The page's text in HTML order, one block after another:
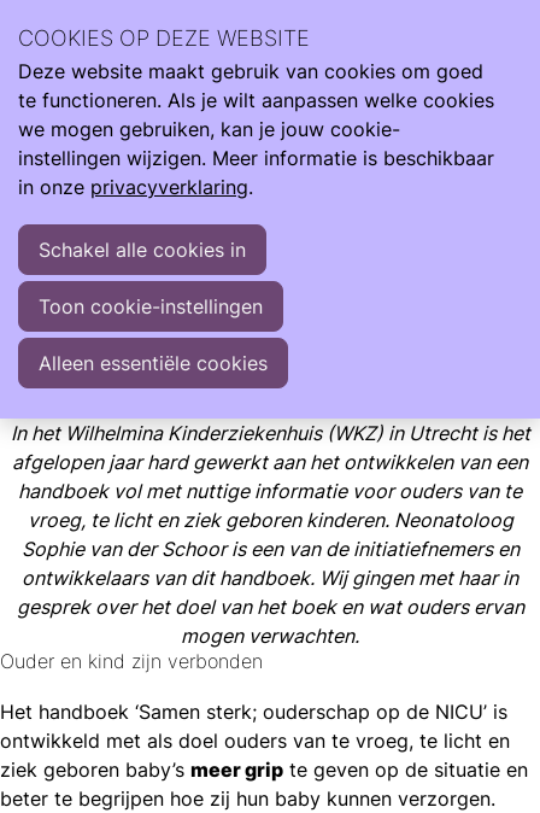
ontwikkelingen binnen en buiten onze Care4Neo
Community
Handboek voor ouders op de NICU: een krachtig hulpmiddel
Handboek voor ouders op de NICU: een krachtig
In het Wilhelmina Kinderziekenhuis (WKZ) in Utrecht is het
afgelopen jaar hard gewerkt aan het ontwikkelen van een
handboek vol met nuttige informatie voor ouders van te
vroeg, te licht en ziek geboren kinderen
In het Wilhelmina Kinderziekenhuis (WKZ) in Utrecht is het
afgelopen jaar hard gewerkt aan het ontwikkelen van een
handboek vol met nuttige informatie voor ouders van te
vroeg, te licht en ziek geboren kinderen. Neonatoloog
Sophie van der Schoor is een van de initiatiefnemers en
ontwikkelaars van dit handboek. Wij gingen met haar in
gesprek over het doel van het boek en wat ouders ervan
mogen verwachten.
Ouder en kind zijn verbonden
Het handboek ‘Samen sterk; ouderschap op de NICU’ is
ontwikkeld met als doel ouders van te vroeg, te licht en
ziek geboren baby’s meer grip te geven op de situatie en
beter te begrijpen hoe zij hun baby kunnen verzorgen.
COOKIES OP DEZE WEBSITE
Deze website maakt gebruik van cookies om goed
te functioneren. Als je wilt aanpassen welke cookies
we mogen gebruiken, kan je jouw cookie-
instellingen wijzigen. Meer informatie is beschikbaar
in onze privacyverklaring.
Schakel alle cookies in
Toon cookie-instellingen
Alleen essentiële cookies